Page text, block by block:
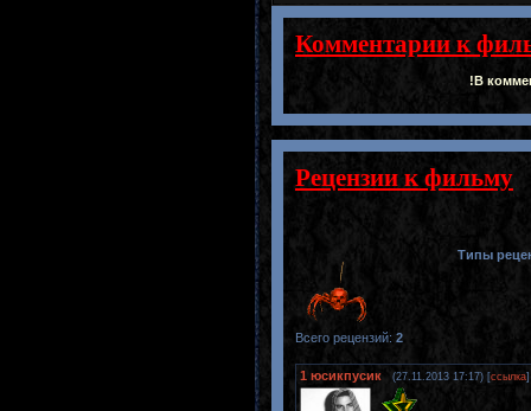
Комментарии к
!В
Рецензии к фильму
Типы
Всего рецензий: 2
1 юсикпусик (27.11.2013 17:17) [ссылка]